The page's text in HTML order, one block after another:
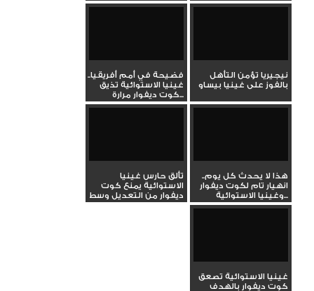
نيجيريا تؤمن التأهل
بالفوز على غينيا بيساو
فضيحة في أمم أفريقيا..
غينيا الاستوائية تذيق
كوت ديفوار مرارة...
هذا لا يحدث كل يوم..
انهيار تام لكوت ديفوار
وغينيا الاستوائية...
تألق حارس غينيا
الاستوائية يمنع كوت
ديفوار من التعديل وسط
صيحات...
غينيا الاستوائية تصعق
كوت ديفوار بالهدف